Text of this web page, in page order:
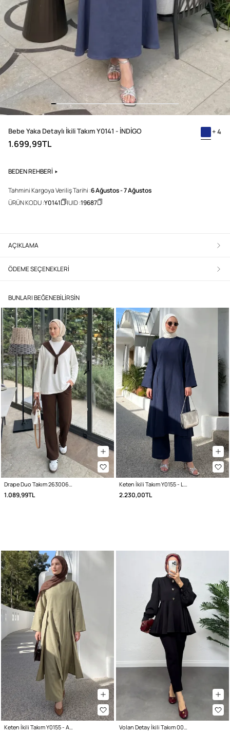
Bebe Yaka Detaylı İkili Takım Y0141 - İNDİGO + 4
1.699,99TL
BEDEN REHBERİ
Tahmini Kargoya Veriliş Tarihi :6 Ağustos - 7 Ağustos
ÜRÜN KODU :Y0141 UID :19687
AÇIKLAMA
ÖDEME SEÇENEKLERI
BUNLARI BEĞENEBILIRSIN
Drape Duo Takım 263006 - KOYU KAHVE
1.089,99TL
Keten İkili Takım Y0155 - LACİVERT
2.230,00TL
Keten İkili Takım Y0155 - AÇIK HAKİ Volan Detay İkili Takım 0071 - SİYAH